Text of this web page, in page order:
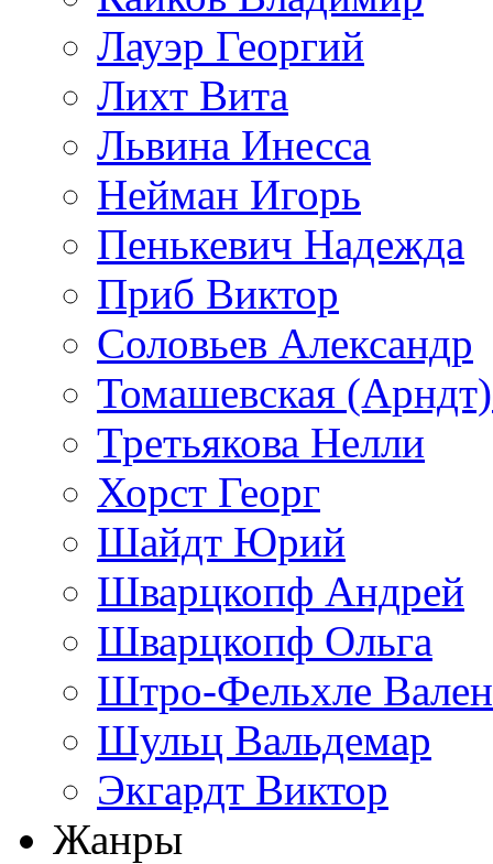
Лауэр Георгий
Лихт Вита
Львина Инесса
Нейман Игорь
Пенькевич Надежда
Приб Виктор
Соловьев Александр
Томашевская
Третьякова Нелли
Хорст Георг
Шайдт Юрий
Шварцкопф Андрей
Шварцкопф Ольга
Штро-Фельхле
Шульц Вальдемар
Экгардт Виктор
Жанры